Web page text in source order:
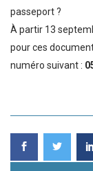
passeport ?
À partir 13
pour ces
numéro suivant :